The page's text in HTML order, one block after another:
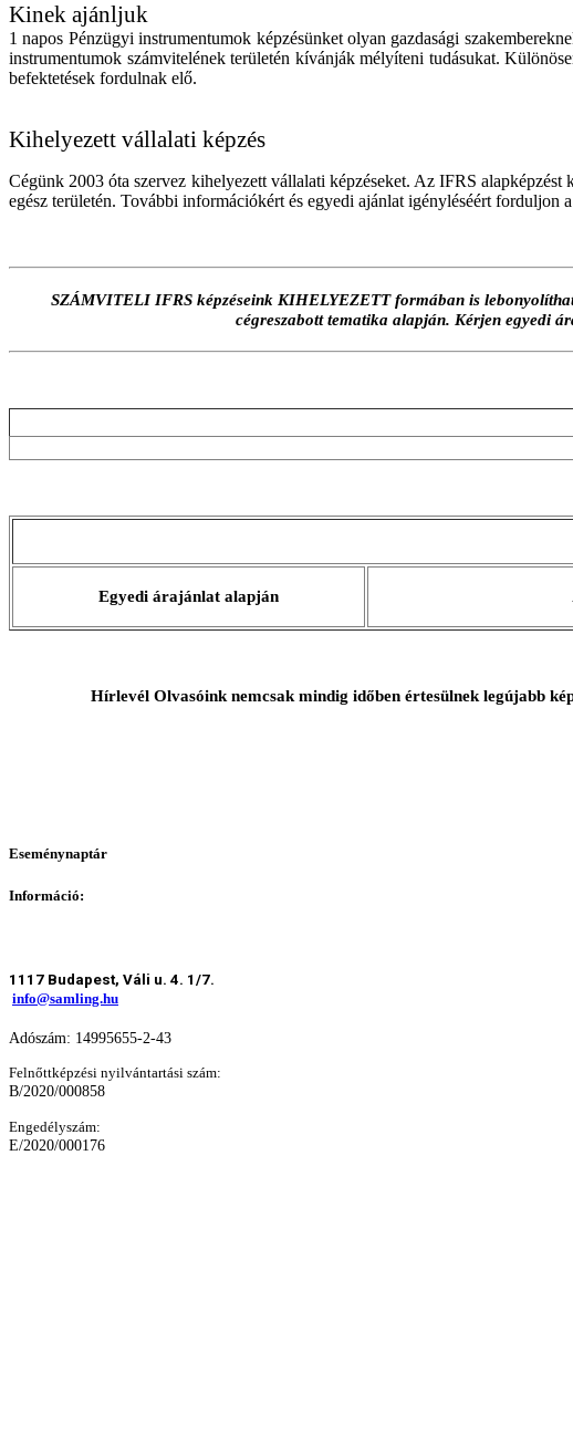
Kinek ajánljuk
1 napos Pénzügyi instrumentumok képzésünket olyan gazdasági
instrumentumok számvitelének területén kívánják mélyíteni tudásukat.
befektetések fordulnak elő.
Kihelyezett vállalati képzés
Cégünk 2003 óta szervez kihelyezett vállalati képzéseket. Az IFRS
egész területén. További információkért és egyedi ajánlat igényléséért forduljon
SZÁMVITELI IFRS képzéseink KIHELYEZETT formában is
cégreszabott tematika alapján. Kérjen egyedi
Egyedi árajánlat alapján
Hírlevél Olvasóink nemcsak mindig időben értesülnek legújabb
Eseménynaptár
Információ:
1117 Budapest, Váli u. 4. 1/7.
info@samling.hu
Adószám: 14995655-2-43
Felnőttképzési nyilvántartási szám:
B/2020/000858
Engedélyszám:
E/2020/000176